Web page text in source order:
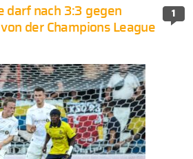
1
darf nach 3:3 gegen
der Champions League